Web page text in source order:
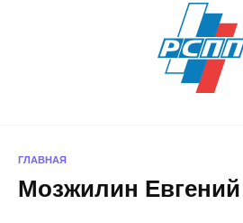
ГЛАВНАЯ
Мозжилин Евгений